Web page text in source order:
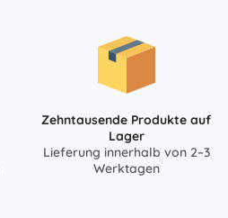
Zehntausende Produkte auf
Lager
Lieferung innerhalb von 2–3
Werktagen